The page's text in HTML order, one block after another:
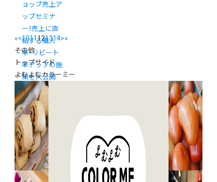
ョップ売上ア
ップセミナ
ー！売上に直
結する購入
率・リピート
率アップの施
策を大公開
«<1011121314>»
その他
トップサイド
よむよむカラーミー